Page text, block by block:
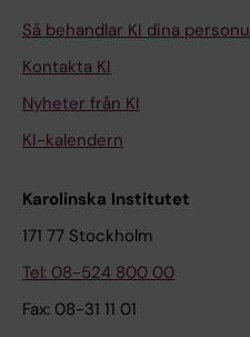
Så behandlar KI dina
Kontakta KI
Nyheter från KI
KI-kalendern
Karolinska Institutet
171 77 Stockholm
Tel: 08-524 800 00
Fax: 08-31 11 01